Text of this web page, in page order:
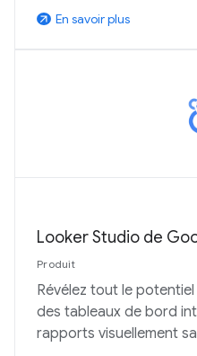
arrow_outward En savoir plus
Looker Studio de
Produit
Révélez tout le
des tableaux de bord
rapports visuellement